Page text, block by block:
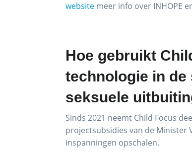
website meer info over INHOPE
Hoe gebruikt
technologie in
seksuele
Sinds 2021 neemt Child Focus
projectsubsidies van de Minister
inspanningen opschalen.